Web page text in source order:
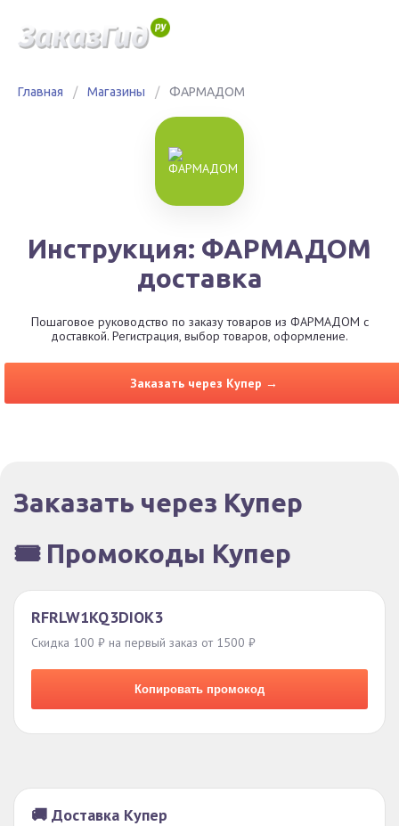
Главная / Магазины / ФАРМАДОМ
Инструкция: ФАРМАДОМ
доставка
Пошаговое руководство по заказу товаров из ФАРМАДОМ с
доставкой. Регистрация, выбор товаров, оформление.
Заказать через Купер →
Заказать через Купер
🎟️ Промокоды Купер
RFRLW1KQ3DIOK3
Скидка 100 ₽ на первый заказ от 1500 ₽
Копировать промокод
🚚 Доставка Купер